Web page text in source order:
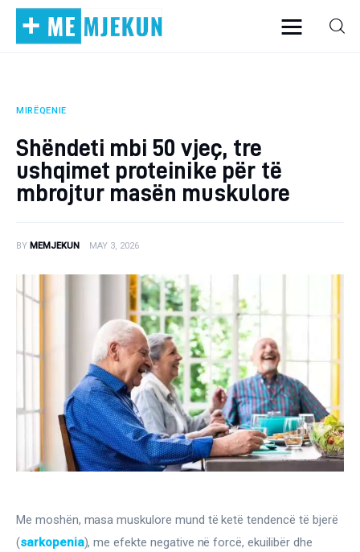
Alergjite
Dermatologji
Embriologji
Endokrinologji
Gastroeneterologji
Gjinekologji/ Andrologji
Hematologji
Intervista
Mirëqenie
MIRËQENIE
Shëndeti mbi 50 vjeç, tre
ushqimet proteinike për të
mbrojtur masën muskulore
BY MEMJEKUN MAY 3, 2026
Me moshën, masa muskulore mund të ketë tendencë të bjerë
(sarkopenia), me efekte negative në forcë, ekuilibër dhe